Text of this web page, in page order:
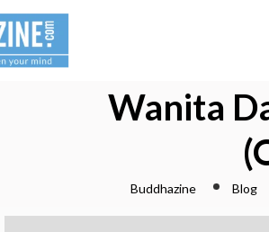
Wanita
Buddhazine Blog